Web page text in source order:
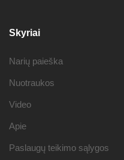
Skyriai
Narių paieška
Nuotraukos
Video
Apie
Paslaugų teikimo sąlygos